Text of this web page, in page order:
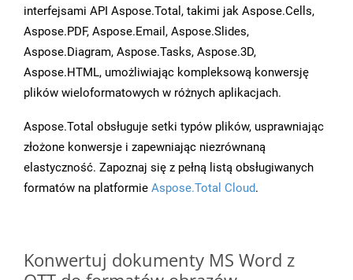
interfejsami API Aspose.Total, takimi jak Aspose.Cells,
Aspose.PDF, Aspose.Email, Aspose.Slides,
Aspose.Diagram, Aspose.Tasks, Aspose.3D,
Aspose.HTML, umożliwiając kompleksową konwersję
plików wieloformatowych w różnych aplikacjach.
Aspose.Total obsługuje setki typów plików, usprawniając
złożone konwersje i zapewniając niezrównaną
elastyczność. Zapoznaj się z pełną listą obsługiwanych
formatów na platformie Aspose.Total Cloud.
Konwertuj dokumenty MS Word z